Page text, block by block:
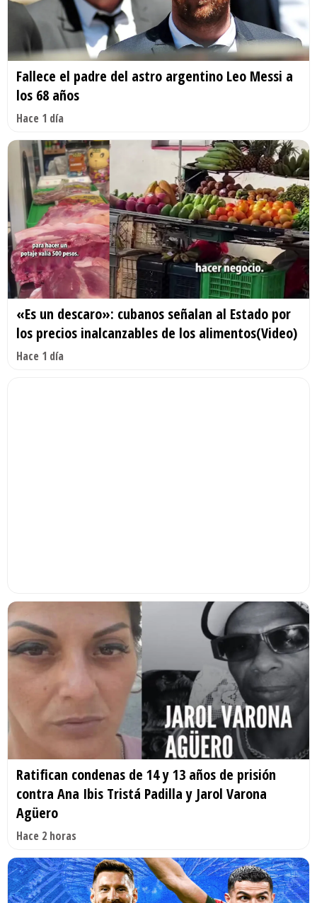
Fallece el padre del astro argentino Leo Messi a
los 68 años
Hace 1 día
«Es un descaro»: cubanos señalan al Estado por
los precios inalcanzables de los alimentos(Video)
Hace 1 día
Ratifican condenas de 14 y 13 años de prisión
contra Ana Ibis Tristá Padilla y Jarol Varona
Agüero
Hace 2 horas